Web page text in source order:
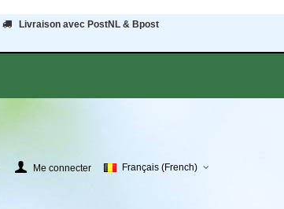
Livraison avec PostNL & Bpost
Me connecter Français (French)